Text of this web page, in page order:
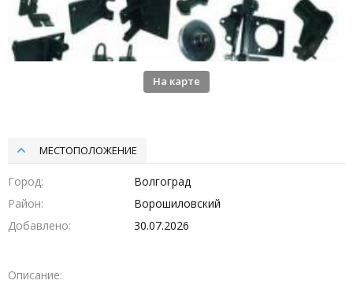
На карте
МЕСТОПОЛОЖЕНИЕ
Город
Волгоград
Район
Ворошиловский
Добавлено
30.07.2026
Описание